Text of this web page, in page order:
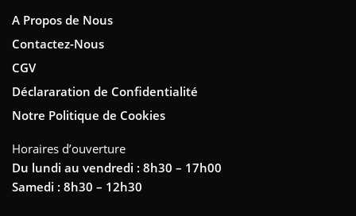
A Propos de Nous
Contactez-Nous
CGV
Déclararation de Confidentialité
Notre Politique de Cookies
Horaires d’ouverture
Du lundi au vendredi : 8h30 – 17h00
Samedi : 8h30 – 12h30